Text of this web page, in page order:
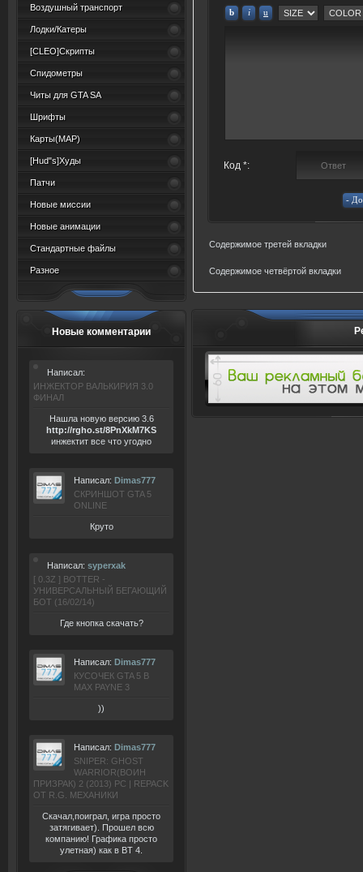
Воздушный транспорт
Лодки/Катеры
[CLEO]Скрипты
Спидометры
Читы для GTA SA
Шрифты
Карты(MAP)
[Hud"s]Худы
Патчи
Новые миссии
Новые анимации
Стандартные файлы
Разное
Новые комментарии
Написал:
ИНЖЕКТОР ВАЛЬКИРИЯ 3.0
ФИНАЛ
Нашла новую версию 3.6
http://rgho.st/8PnXkM7KS
инжектит все что угодно
Написал: Dimas777
СКРИНШОТ GTA 5
ONLINE
Круто
Написал: syperxak
[ 0.3Z ] BOTTER -
УНИВЕРСАЛЬНЫЙ БЕГАЮЩИЙ
БОТ (16/02/14)
Где кнопка скачать?
Написал: Dimas777
КУСОЧЕК GTA 5 В
MAX PAYNE 3
))
Написал: Dimas777
SNIPER: GHOST
WARRIOR(ВОИН
ПРИЗРАК) 2 (2013) РС | REPACK
ОТ R.G. МЕХАНИКИ
Скачал,поиграл, игра просто
затягивает). Прошел всю
компанию! Графика просто
улетная) как в BT 4.
Код *:
Содержимое третей вкладки
Содержимое четвёртой вкладки